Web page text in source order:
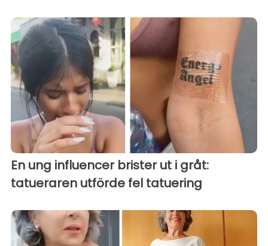
En ung influencer brister ut i gråt:
tatueraren utförde fel tatuering